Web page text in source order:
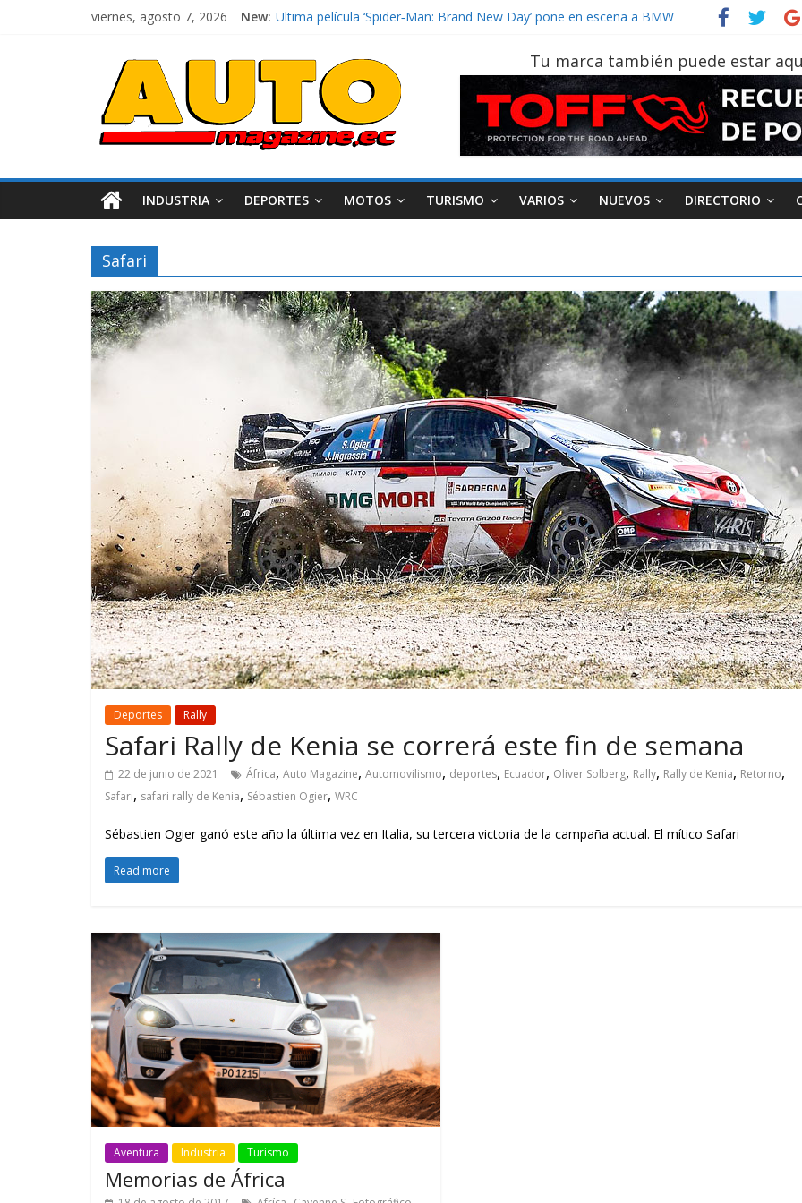
viernes, agosto 7, 2026 New: Ultima película ‘Spider‑Man: Brand New Day’ pone en escena a BMW
La Vuelta al Ecuador 2026, edición 47ª, recorre 7 provincias en 8 días
La FEDAK recibe 12 Sinotruk Bolden para cubrir las rutas de La Vuelta
Tu marca también puede estar
INDUSTRIA DEPORTES MOTOS TURISMO VARIOS NUEVOS DIRECTORIO
Safari
Deportes Rally
Safari Rally de Kenia se correrá este fin de semana
22 de junio de 2021 África, Auto Magazine, Automovilismo, deportes, Ecuador, Oliver Solberg, Rally, Rally de Kenia, Retorno,
Safari, safari rally de Kenia, Sébastien Ogier, WRC
Sébastien Ogier ganó este año la última vez en Italia, su tercera victoria de la campaña actual. El mítico Safari
Read more
Aventura Industria Turismo
Memorias de África
compromiso con movilidad
más segura y conectada
Movilidad Turismo Varios
¿Qué puede pasar con tu
vehículo si permanece
varios días sin usar?
AEADE Industria Motociclismo
Movilidad
Campaña busca cambiar
destino de los
en la región